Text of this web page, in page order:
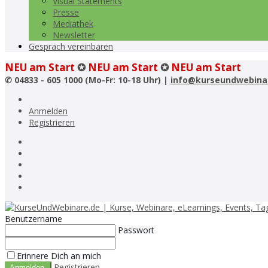
Presse
Mediathek
Newsletter
Gespräch vereinbaren
NEU am Start ✪ NEU am Start ✪ NEU am Start
✆ 04833 - 605 1000 (Mo-Fr: 10-18 Uhr) |
Anmelden
Registrieren
Benutzername
Passwort
Erinnere Dich an mich